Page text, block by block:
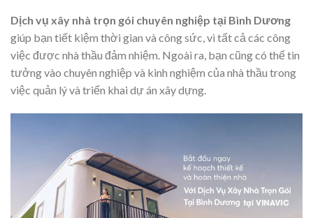
Dịch vụ xây nhà trọn gói chuyên nghiệp tại Bình Dương
giúp bạn tiết kiệm thời gian và công sức, vì tất cả các công
việc được nhà thầu đảm nhiệm. Ngoài ra, bạn cũng có thể tin
tưởng vào chuyên nghiệp và kinh nghiệm của nhà thầu trong
việc quản lý và triển khai dự án xây dựng.